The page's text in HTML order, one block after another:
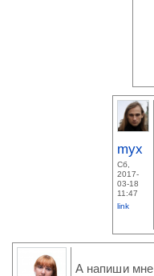
myx
Сб,
2017-
03-18
11:47
link
А напиши мне